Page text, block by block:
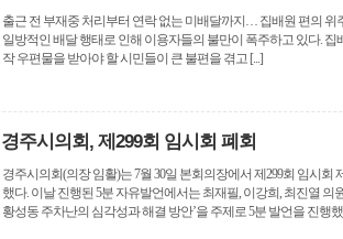
출근 전 부재중 처리부터 연락 없는 미배달까지… 집배원 편의 위
일방적인 배달 행태로 인해 이용자들의 불만이 폭주하고 있다.
작 우편물을 받아야 할 시민들이 큰 불편을 겪고 [...]
경주시의회, 제299회 임시회 폐회
경주시의회(의장 임활)는 7월 30일 본회의장에서 제299회 임시회
했다. 이날 진행된 5분 자유발언에서는 최재필, 이강희, 최진열 의
황성동 주차난의 심각성과 해결 방안’을 주제로 5분 발언을 진행